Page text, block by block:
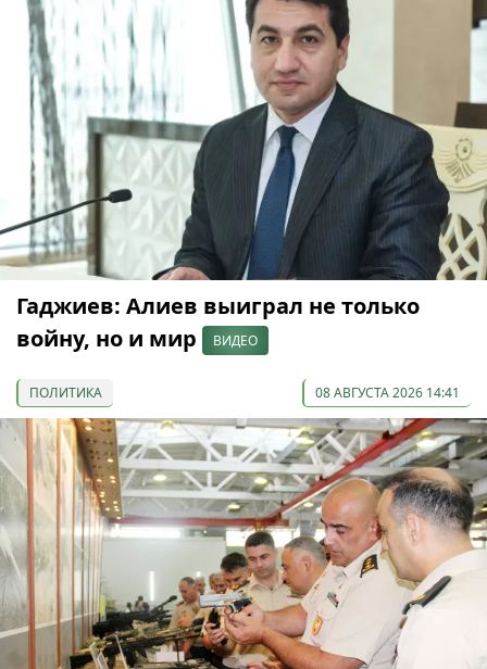
Гаджиев: Алиев выиграл не только
войну, но и мир
ВИДЕО
ПОЛИТИКА 08 АВГУСТА 2026 14:41